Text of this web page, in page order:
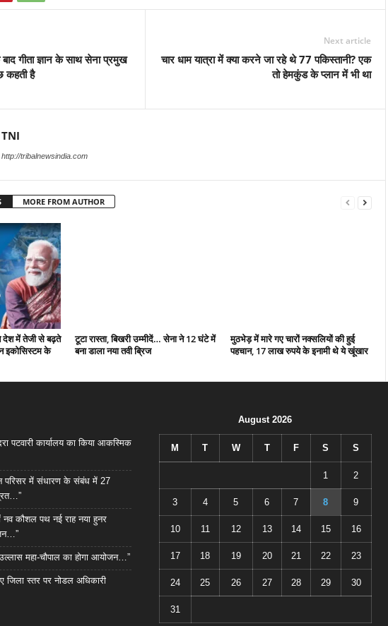
गीता ज्ञान के साथ सेना प्रमुख
कहती है
Next article
चार धाम यात्रा में क्‍या करने जा रहे थे 77 पकिस्‍तानी? एक
तो हेमकुंड के प्लान में भी था
TNI
http://tribalnewsindia.com
MORE FROM AUTHOR
देश में तेजी से बढ़ते
इकोसिस्टम के
टूटा रास्ता, बिखरी उम्मीदें… सेना ने 12 घंटे में
बना डाला नया तवी ब्रिज
मुठभेड़ में मारे गए चारों नक्सलियों की हुई
पहचान, 17 लाख रुपये के इनामी थे ये खूंखार
पटवारी कार्यालय का किया आकस्मिक
परिसर में संधारण के संबंध में 27
कौशल पथ नई राह नया हुनर
महा-चौपाल का होगा आयोजन…”
जिला स्तर पर नोडल अधिकारी
August 2026
M T W T F S S
1 2
3 4 5 6 7 8 9
10 11 12 13 14 15 16
17 18 19 20 21 22 23
24 25 26 27 28 29 30
31